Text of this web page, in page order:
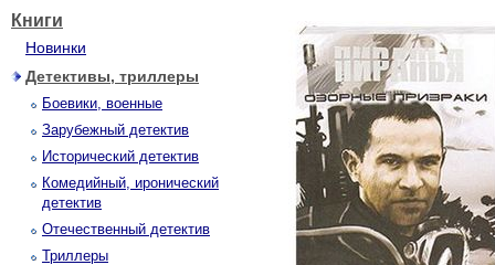
Книги
Новинки
Детективы, триллеры
Боевики, военные
Зарубежный детектив
Исторический детектив
Комедийный, иронический
детектив
Отечественный детектив
Триллеры